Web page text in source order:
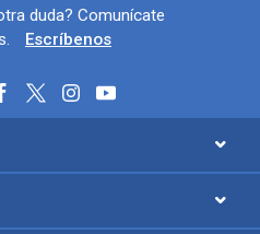
redes sociales
duda? Comunícate
Escríbenos